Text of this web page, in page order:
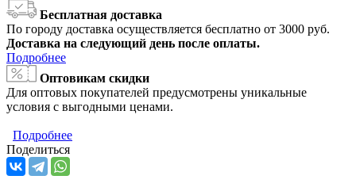
Бесплатная доставка
По городу доставка осуществляется бесплатно от 3000 руб.
Доставка на следующий день после оплаты.
Подробнее
Оптовикам скидки
Для оптовых покупателей предусмотрены уникальные
условия с выгодными ценами.
Подробнее
Поделиться